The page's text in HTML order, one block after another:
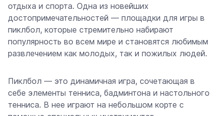
отдыха и спорта. Одна из новейших
достопримечательностей — площадки для игры в
пиклбол, которые стремительно набирают
популярность во всем мире и становятся любимым
развлечением как молодых, так и пожилых людей.
Пиклбол — это динамичная игра, сочетающая в
себе элементы тенниса, бадминтона и настольного
тенниса. В нее играют на небольшом корте с